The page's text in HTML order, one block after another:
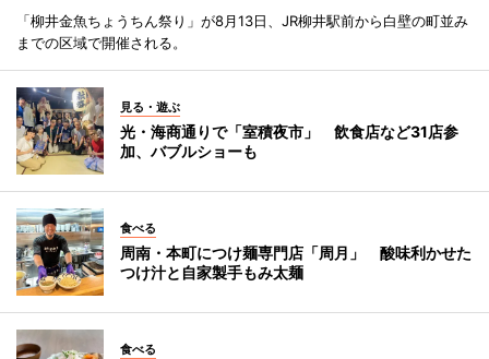
「柳井金魚ちょうちん祭り」が8月13日、JR柳井駅前から白壁の町並み
までの区域で開催される。
見る・遊ぶ
光・海商通りで「室積夜市」 飲食店など31店参
加、バブルショーも
食べる
周南・本町につけ麺専門店「周月」 酸味利かせた
つけ汁と自家製手もみ太麺
食べる